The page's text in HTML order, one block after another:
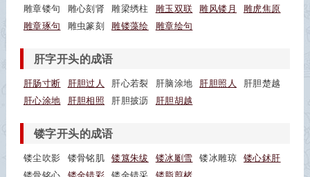
雕章镂句 雕心刻肾 雕梁绣柱 雕玉双联 雕风镂月
雕虎焦原
雕章琢句
雕虫篆刻 雕镂藻绘 雕章绘句
肝字开头的成语
肝肠寸断 肝胆过人 肝心若裂 肝脑涂地 肝胆照人
肝胆楚越
肝心涂地
肝胆相照 肝胆披沥 肝胆胡越
镂字开头的成语
镂尘吹影 镂骨铭肌 镂簋朱绂 镂冰劚雪 镂冰雕琼 镂心鉥肝